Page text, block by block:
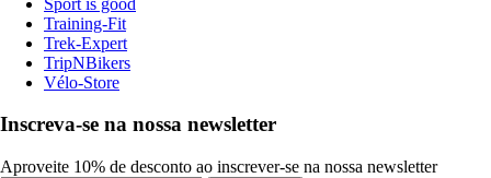
Training-Fit
Trek-Expert
TripNBikers
Vélo-Store
Inscreva-se na nossa newsletter
Aproveite 10% de desconto ao inscrever-se na nossa newsletter